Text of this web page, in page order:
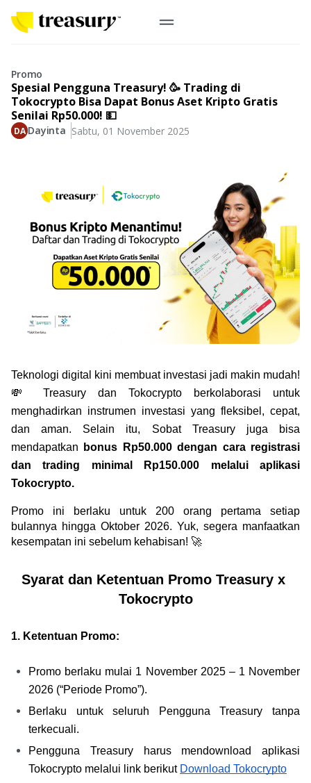
Emas Fisik
Koin Emas
Perhiasan
From Story
Jual emas kamu ke Treasury
Informasi
Perusahaan
Gold for Good
Berkontribusi pada hal yang benar-benar berarti
#BuatMasaDepan
Green Gold
Profile
Tata Kelola
Indonesia
English
Promo
Spesial Pengguna Treasury! 🥳 Trading di
Tokocrypto Bisa Dapat Bonus Aset Kripto Gratis
Senilai Rp50.000! 💵
Dayinta Sabtu, 01 November 2025
Teknologi digital kini membuat investasi jadi makin mudah!
💸 Treasury dan Tokocrypto berkolaborasi untuk
menghadirkan instrumen investasi yang fleksibel, cepat,
dan aman. Selain itu, Sobat Treasury juga bisa
mendapatkan
bonus Rp50.000 dengan cara registrasi
dan trading minimal Rp150.000 melalui aplikasi
Tokocrypto.
Promo ini berlaku untuk 200 orang pertama setiap
bulannya hingga Oktober 2026. Yuk, segera manfaatkan
kesempatan ini sebelum kehabisan! 🚀
Syarat dan Ketentuan Promo Treasury x
Tokocrypto
1. Ketentuan Promo:
Promo berlaku mulai 1 November 2025 – 1 November
2026 (“Periode Promo”).
Berlaku untuk seluruh Pengguna Treasury tanpa
terkecuali.
Pengguna Treasury harus mendownload aplikasi
Tokocrypto melalui link berikut Download Tokocrypto